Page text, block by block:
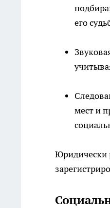
его
мест и
Юридически